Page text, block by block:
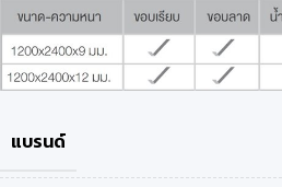
แบรนด์